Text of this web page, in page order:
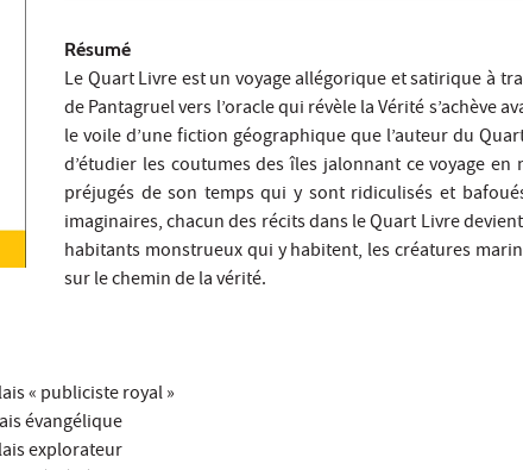
Résumé
Le Quart Livre est un voyage allégorique et satirique à
de Pantagruel vers l’oracle qui révèle la Vérité s’achève
le voile d’une fiction géographique que l’auteur du
d’étudier les coutumes des îles jalonnant ce voyage
préjugés de son temps qui y sont ridiculisés et
imaginaires, chacun des récits dans le Quart Livre
habitants monstrueux qui y habitent, les créatures
sur le chemin de la vérité.
« publiciste royal »
évangélique
explorateur